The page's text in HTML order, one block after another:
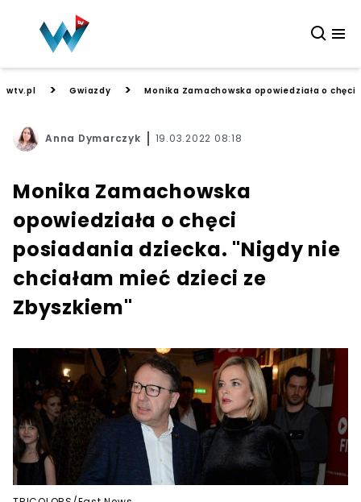
wtv.pl > Gwiazdy > Monika Zamachowska opowiedziała o
Anna Dymarczyk 19.03.2022 08:18
Monika Zamachowska
opowiedziała o chęci
posiadania dziecka. "Nigdy nie
chciałam mieć dzieci ze
Zbyszkiem"